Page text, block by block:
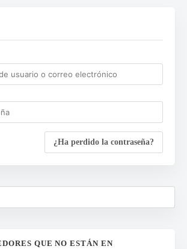
¿Ha perdido la contraseña?
QUE NO ESTÁN EN